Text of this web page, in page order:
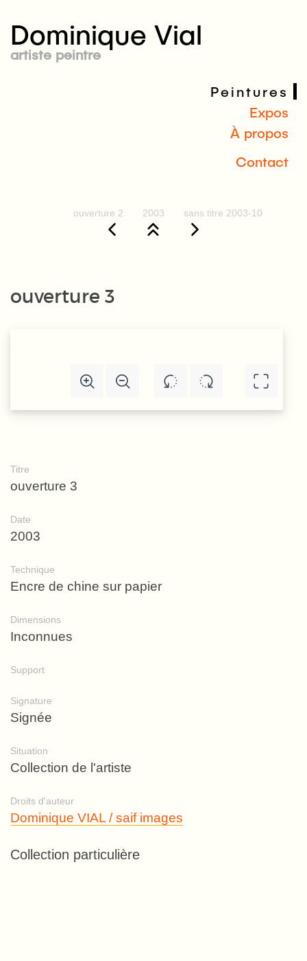
Dominique Vial
artiste peintre
Peintures
Expos
À propos
Contact
ouverture 2 2003 sans titre 2003-10
ouverture 3
Titre
ouverture 3
Date
2003
Technique
Encre de chine sur papier
Dimensions
Inconnues
Support
Signature
Signée
Situation
Collection de l'artiste
Droits d'auteur
Dominique VIAL / saif images
Collection particulière